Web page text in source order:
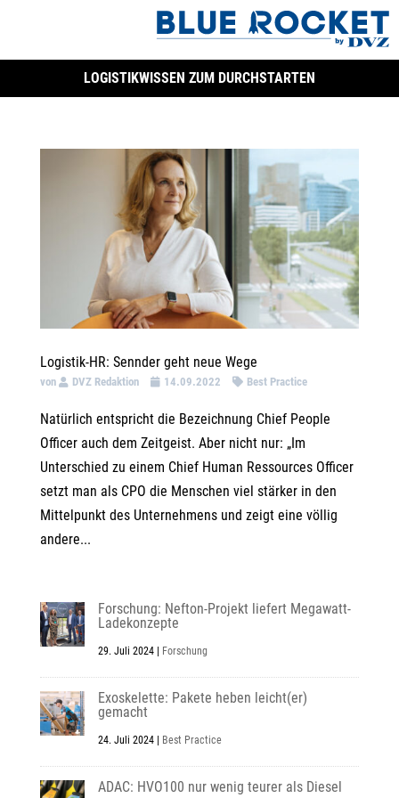
LOGISTIKWISSEN ZUM DURCHSTARTEN
Logistik-HR: Sennder geht neue Wege
von DVZ Redaktion 14.09.2022 Best Practice
Natürlich entspricht die Bezeichnung Chief People
Officer auch dem Zeitgeist. Aber nicht nur: „Im
Unterschied zu einem Chief Human Ressources Officer
setzt man als CPO die Menschen viel stärker in den
Mittelpunkt des Unternehmens und zeigt eine völlig
andere...
Forschung: Nefton-Projekt liefert Megawatt-
Ladekonzepte
29. Juli 2024| Forschung
Exoskelette: Pakete heben leicht(er)
gemacht
24. Juli 2024| Best Practice
ADAC: HVO100 nur wenig teurer als Diesel